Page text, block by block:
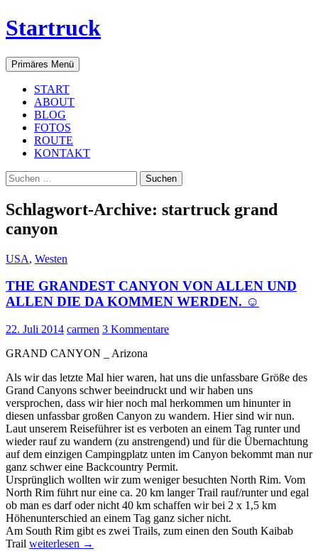
Startruck
Suchen
Primäres Menü Zum
Inhalt
START
ABOUT
BLOG
FOTOS
ROUTE
KONTAKT
Suchen
nach:
Schlagwort-Archive: startruck grand
canyon
USA, Westen
THE GRANDEST CANYON VON ALLEN UND
ALLEN DIE DA KOMMEN WERDEN. ☺
22. Juli 2014 carmen 3 Kommentare
GRAND CANYON _ Arizona
Als wir das letzte Mal hier waren, hat uns die unfassbare Größe des
Grand Canyons schwer beeindruckt und wir haben uns
versprochen, dass wir hier noch mal herkommen um hinunter in
diesen unfassbar großen Canyon zu wandern. Hier sind wir nun.
Laut unserem Reiseführer ist es verboten an einem Tag runter und
wieder rauf zu wandern (zu anstrengend) und für die Übernachtung
auf dem einzigen Campingplatz unten im Canyon bekommt man nur
ganz schwer eine Backcountry Permit.
Ursprünglich wollten wir zum weniger besuchten North Rim. Vom
North Rim führt nur eine ca. 20 km langer Trail rauf/runter und egal
ob man es darf oder nicht 40 km schaffen wir bei 2 x 1,5 km
Höhenunterschied an einem Tag ganz sicher nicht.
Am South Rim gibt es zwei Trails, zum einen den South Kaibab
Trail THE
weiterlesen →